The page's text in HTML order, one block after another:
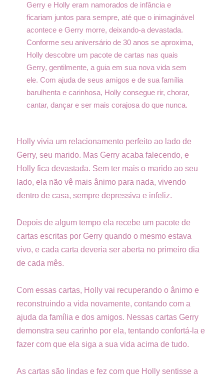
Gerry e Holly eram namorados de infância e
ficariam juntos para sempre, até que o inimaginável
acontece e Gerry morre, deixando-a devastada.
Conforme seu aniversário de 30 anos se aproxima,
Holly descobre um pacote de cartas nas quais
Gerry, gentilmente, a guia em sua nova vida sem
ele. Com ajuda de seus amigos e de sua família
barulhenta e carinhosa, Holly consegue rir, chorar,
cantar, dançar e ser mais corajosa do que nunca.
Holly vivia um relacionamento perfeito ao lado de
Gerry, seu marido. Mas Gerry acaba falecendo, e
Holly fica devastada. Sem ter mais o marido ao seu
lado, ela não vê mais ânimo para nada, vivendo
dentro de casa, sempre depressiva e infeliz.
Depois de algum tempo ela recebe um pacote de
cartas escritas por Gerry quando o mesmo estava
vivo, e cada carta deveria ser aberta no primeiro dia
de cada mês.
Com essas cartas, Holly vai recuperando o ânimo e
reconstruindo a vida novamente, contando com a
ajuda da família e dos amigos. Nessas cartas Gerry
demonstra seu carinho por ela, tentando confortá-la e
fazer com que ela siga a sua vida acima de tudo.
As cartas são lindas e fez com que Holly sentisse a